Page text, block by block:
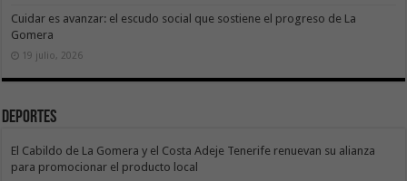
Cuidar es avanzar: el escudo social que sostiene el progreso de La
Gomera
19 julio, 2026
Deportes
El Cabildo de La Gomera y el Costa Adeje Tenerife renuevan su alianza
para promocionar el producto local